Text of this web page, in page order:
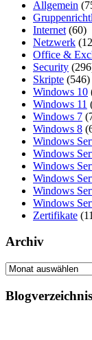
Allgemein
Internet (60)
Netzwerk
Office &
Security
Skripte (546)
Windows 10
Windows 11
Windows 7
Windows 8
Windows
Windows
Windows
Windows
Windows
Windows
Zertifikate
Archiv
Archiv